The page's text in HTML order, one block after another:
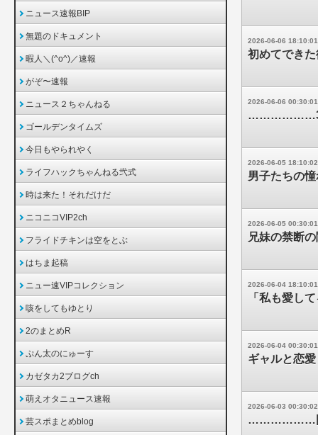
2026-06-06 18:10:01
初めてでき
2026-06-06 00:30:01
………………3
2026-06-05 18:10:02
男子たちの
2026-06-05 00:30:01
兄妹の禁断
2026-06-04 18:10:01
「私も愛し
2026-06-04 00:30:01
ギャルと恋
2026-06-03 00:30:02
………………図
ニュース速報BIP
無題のドキュメント
暇人＼(^o^)／速報
がぞ〜速報
ニュース２ちゃんねる
ゴールデンタイムズ
今日もやられやく
ライフハックちゃんねる弐式
時は来た！それだけだ
ニコニコVIP2ch
フライドチキンは空をとぶ
はちま起稿
ニュー速VIPコレクション
咳をしてもゆとり
2のまとめR
ぷん太のにゅーす
カゼタカ2ブログch
萌えオタニュース速報
芸スポまとめblog